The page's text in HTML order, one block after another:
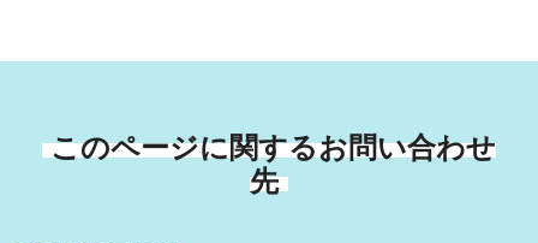
このページに関するお問い合わせ
先